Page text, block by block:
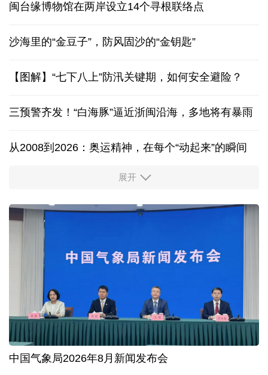
闽台缘博物馆在两岸设立14个寻根联络点
沙海里的“金豆子”，防风固沙的“金钥匙”
【图解】“七下八上”防汛关键期，如何安全避险？
三预警齐发！“白海豚”逼近浙闽沿海，多地将有暴雨
从2008到2026：奥运精神，在每个“动起来”的瞬间
活力中国调研行丨安徽的定力与活力
夏日经济乘“热”而上 消费市场向“新”而行
长江十年行 | 重庆“以竹代塑”铺就绿色发展新路
暑期档电影票房持续走高 “电影+”业态激发消费活力
年中经济观察丨以河溪流域为脉 打造乡村振兴示范
片区
展开
中国气象局2026年8月新闻发布会